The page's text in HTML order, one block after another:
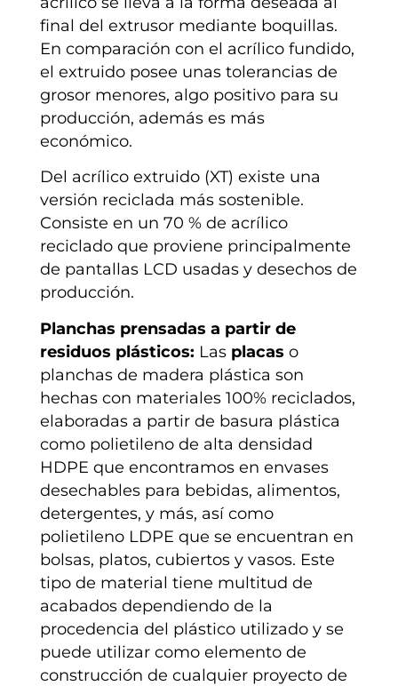
final del extrusor mediante boquillas.
En comparación con el acrílico fundido,
el extruido posee unas tolerancias de
grosor menores, algo positivo para su
producción, además es más
económico.
Del acrílico extruido (XT) existe una
versión reciclada más sostenible.
Consiste en un 70 % de acrílico
reciclado que proviene principalmente
de pantallas LCD usadas y desechos de
producción.
Planchas prensadas a partir de
residuos plásticos: Las placas o
planchas de madera plástica son
hechas con materiales 100% reciclados,
elaboradas a partir de basura plástica
como polietileno de alta densidad
HDPE que encontramos en envases
desechables para bebidas, alimentos,
detergentes, y más, así como
polietileno LDPE que se encuentran en
bolsas, platos, cubiertos y vasos. Este
tipo de material tiene multitud de
acabados dependiendo de la
procedencia del plástico utilizado y se
puede utilizar como elemento de
construcción de cualquier proyecto de